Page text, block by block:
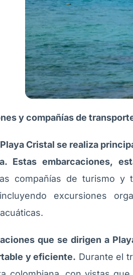
y compañías de
Cristal se realiza
Estas embarcaciones,
compañías de turismo y
excursiones
que se dirigen a
y eficiente. Durante el